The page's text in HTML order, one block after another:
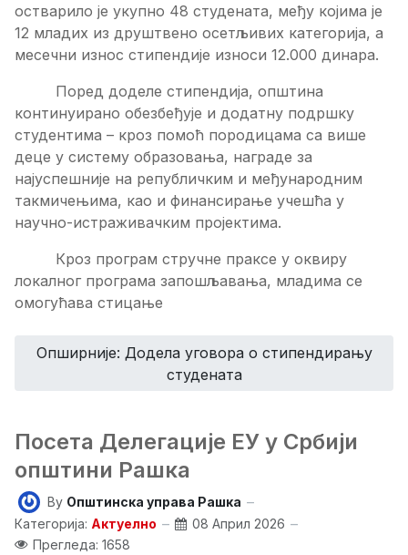
остварило је укупно 48 студената, међу којима је
12 младих из друштвено осетљивих категорија, а
месечни износ стипендије износи 12.000 динара.
Поред доделе стипендија, општина
континуирано обезбеђује и додатну подршку
студентима – кроз помоћ породицама са више
деце у систему образовања, награде за
најуспешније на републичким и међународним
такмичењима, као и финансирање учешћа у
научно-истраживачким пројектима.
Кроз програм стручне праксе у оквиру
локалног програма запошљавања, младима се
омогућава стицање
Опширније: Додела уговора о стипендирању
студената
Посeта Дeлeгацијe ЕУ у Србији
општини Рашка
By Општинска управа Рашка
Категорија: Актуелно
08 Април 2026
Прегледа: 1658